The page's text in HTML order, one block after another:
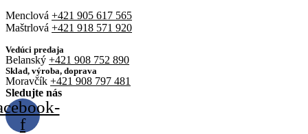
Menclová +421 905 617 565
Maštrlová +421 918 571 920
Vedúci predaja
Belanský +421 908 752 890
Sklad, výroba, doprava
Moravčík +421 908 797 481
Sledujte nás
f